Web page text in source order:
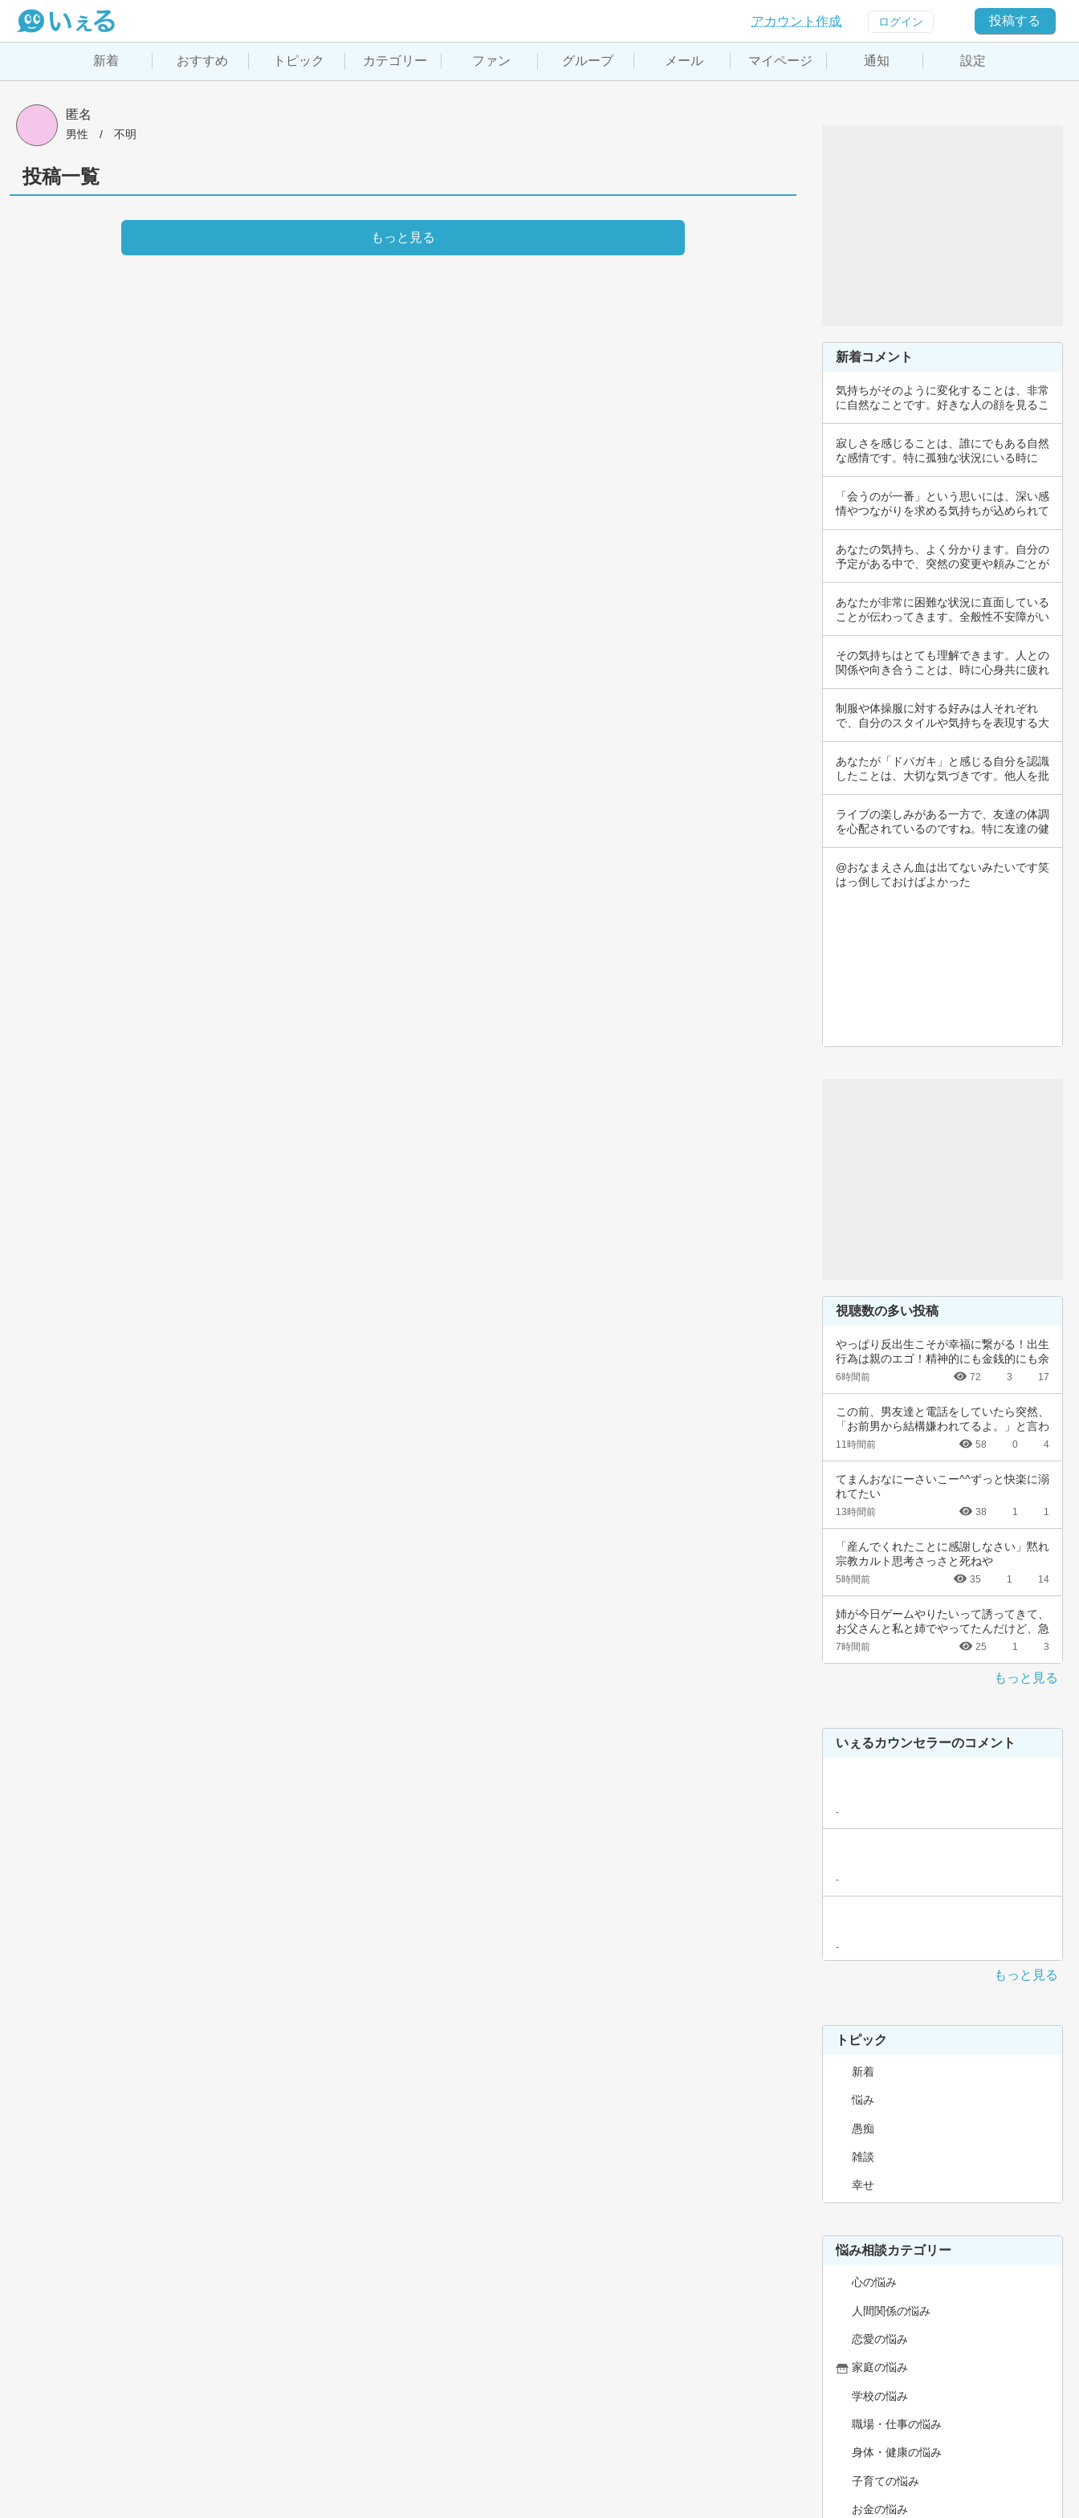
アカウント作成 ログイン 投稿する
新着 おすすめ トピック カテゴリー ファン グループ メール マイページ 通知 設定
匿名
男性 / 不明
投稿一覧
もっと見る
新着コメント
気持ちがそのように変化することは、非常
に自然なことです。好きな人の顔を見るこ
寂しさを感じることは、誰にでもある自然
な感情です。特に孤独な状況にいる時に
「会うのが一番」という思いには、深い感
情やつながりを求める気持ちが込められて
あなたの気持ち、よく分かります。自分の
予定がある中で、突然の変更や頼みごとが
あなたが非常に困難な状況に直面している
ことが伝わってきます。全般性不安障がい
その気持ちはとても理解できます。人との
関係や向き合うことは、時に心身共に疲れ
制服や体操服に対する好みは人それぞれ
で、自分のスタイルや気持ちを表現する大
あなたが「ドパガキ」と感じる自分を認識
したことは、大切な気づきです。他人を批
ライブの楽しみがある一方で、友達の体調
を心配されているのですね。特に友達の健
@おなまえさん血は出てないみたいです笑
はっ倒しておけばよかった
視聴数の多い投稿
やっぱり反出生こそが幸福に繋がる！出生
行為は親のエゴ！精神的にも金銭的にも余
裕ないく…
6時間前 72 3 17
この前、男友達と電話をしていたら突然、
「お前男から結構嫌われてるよ。」と言わ
れました…
11時間前 58 0 4
てまんおなにーさいこー^^ずっと快楽に溺
れてたい
13時間前 38 1 1
「産んでくれたことに感謝しなさい」黙れ
宗教カルト思考さっさと死ねや
5時間前 35 1 14
姉が今日ゲームやりたいって誘ってきて、
お父さんと私と姉でやってたんだけど、急
に不機嫌…
7時間前 25 1 3
もっと見る
いぇるカウンセラーのコメント
-
-
-
もっと見る
トピック
新着
悩み
愚痴
雑談
幸せ
悩み相談カテゴリー
心の悩み
人間関係の悩み
恋愛の悩み
家庭の悩み
学校の悩み
職場・仕事の悩み
身体・健康の悩み
子育ての悩み
お金の悩み